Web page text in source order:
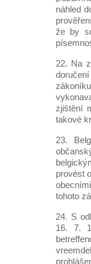
náhled
že by
22. Na
zjištění
takové
23.
provést
tohoto
24. S
16. 7.